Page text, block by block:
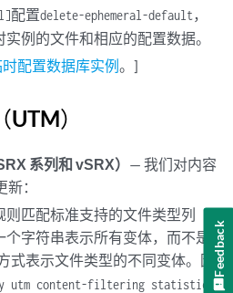
配置delete-ephemeral-default，
例的文件和相应的配置数据。
配置数据库实例。]
UTM）
系列和 vSRX） — 我们对内容
：
则匹配标准支持的文件类型列
字符串表示所有变体，而不是
式表示文件类型的不同变体。因
utm content-filtering statistics
Feedback